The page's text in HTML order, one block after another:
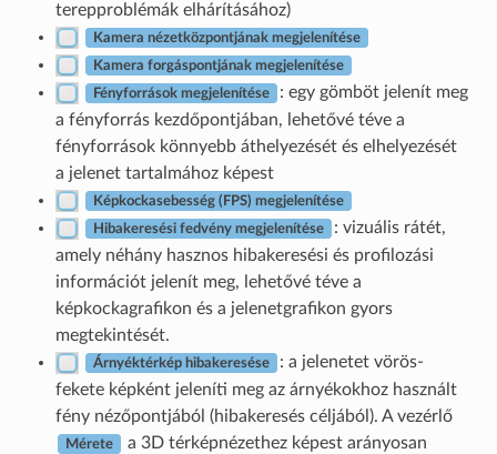
terepproblémák elhárításához)
Kamera nézetközpontjának megjelenítése
Kamera forgáspontjának megjelenítése
Fényforrások megjelenítése
: egy gömböt jelenít meg
a fényforrás kezdőpontjában, lehetővé téve a
fényforrások könnyebb áthelyezését és elhelyezését
a jelenet tartalmához képest
Képkockasebesség (FPS) megjelenítése
Hibakeresési fedvény megjelenítése
: vizuális rátét,
amely néhány hasznos hibakeresési és profilozási
információt jelenít meg, lehetővé téve a
képkockagrafikon és a jelenetgrafikon gyors
megtekintését.
Árnyéktérkép hibakeresése
: a jelenetet vörös-
fekete képként jeleníti meg az árnyékokhoz használt
fény nézőpontjából (hibakeresés céljából). A vezérlő
Mérete
a 3D térképnézethez képest arányosan